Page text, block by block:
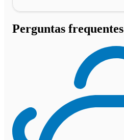
Perguntas frequentes